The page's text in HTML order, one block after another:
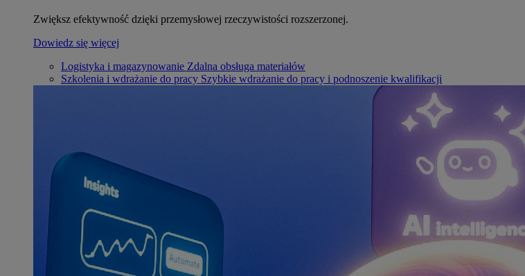
Zwiększ efektywność dzięki przemysłowej rzeczywistości rozszerzonej.
Dowiedz się więcej
Logistyka i magazynowanie Zdalna obsługa materiałów
Szkolenia i wdrażanie do pracy Szybkie wdrażanie do pracy i podnoszenie kwalifikacji